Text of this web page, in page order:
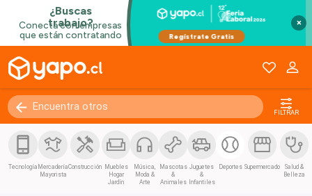
×
FILTRAR
Tecnología Mercadería
Mayorista
Construcción Muebles
Hogar
Jardín
Música,
Moda &
Arte
Mascotas
&
Animales
Juguetes
&
Infantiles
Deportes Supermercado
Salud &
Belleza